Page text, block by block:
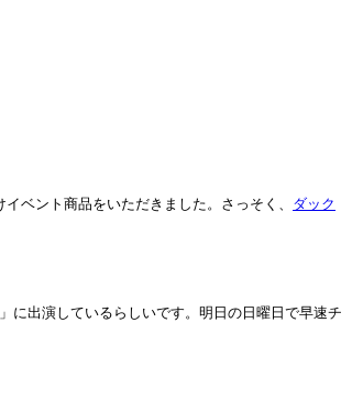
ベント商品をいただきました。さっそく、 ダック
に出演しているらしいです。明日の日曜日で早速チ